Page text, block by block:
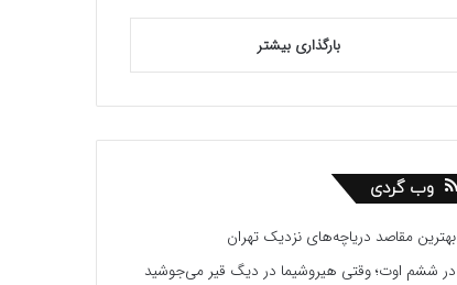
بارگذاری بیشتر
وب گردی
بهترین مقاصد دریاچه‌های نزدیک تهران
در ششم اوت؛ وقتی هیروشیما در دیگ قیر می‌جوشید